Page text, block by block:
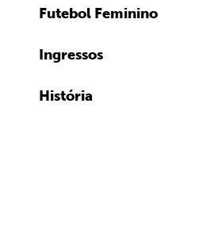
Futebol Feminino
Ingressos
História